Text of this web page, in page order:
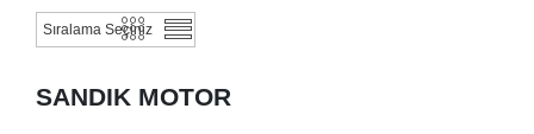
SANDIK MOTOR